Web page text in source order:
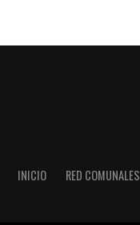
INICIO RED COMUNALES